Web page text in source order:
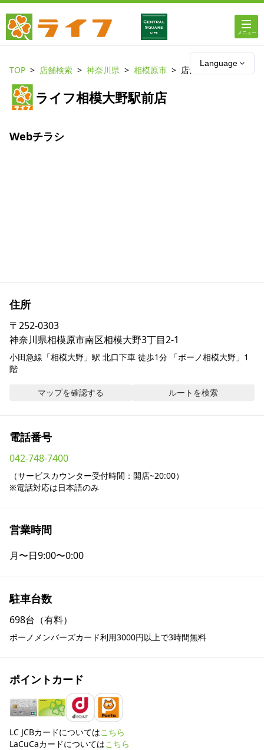
Language
店舗・チラシ情報
Contact us in English
TOP 店舗検索 神奈川県 相模原市 店舗詳細
ライフ相模大野駅前店
Webチラシ
住所
〒252-0303
神奈川県相模原市南区相模大野3丁目2-1
小田急線「相模大野」駅 北口下車 徒歩1分 「ボーノ相模大野」1
階
マップを確認する ルートを検索
電話番号
042-748-7400
（サービスカウンター受付時間：開店~20:00）
※電話対応は日本語のみ
営業時間
月〜日9:00〜0:00
駐車台数
698台（有料）
ボーノメンバーズカード利用3000円以上で3時間無料
ポイントカード
LC JCBカードについてはこちら
LaCuCaカードについてはこちら